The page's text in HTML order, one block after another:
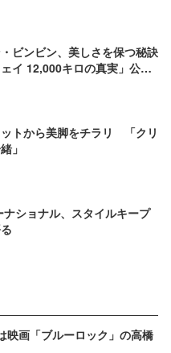
ビンビン、美しさを保つ秘訣
イ 12,000キロの真実」公開
トから美脚をチラリ 「クリ
緒」
ショナル、スタイルキープ
る
映画「ブルーロック」の高橋